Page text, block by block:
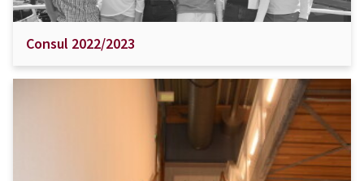
Consul 2022/2023